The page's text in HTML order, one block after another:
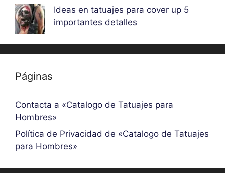
Ideas en tatuajes para cover up 5
importantes detalles
Páginas
Contacta a «Catalogo de Tatuajes para
Hombres»
Política de Privacidad de «Catalogo de Tatuajes
para Hombres»